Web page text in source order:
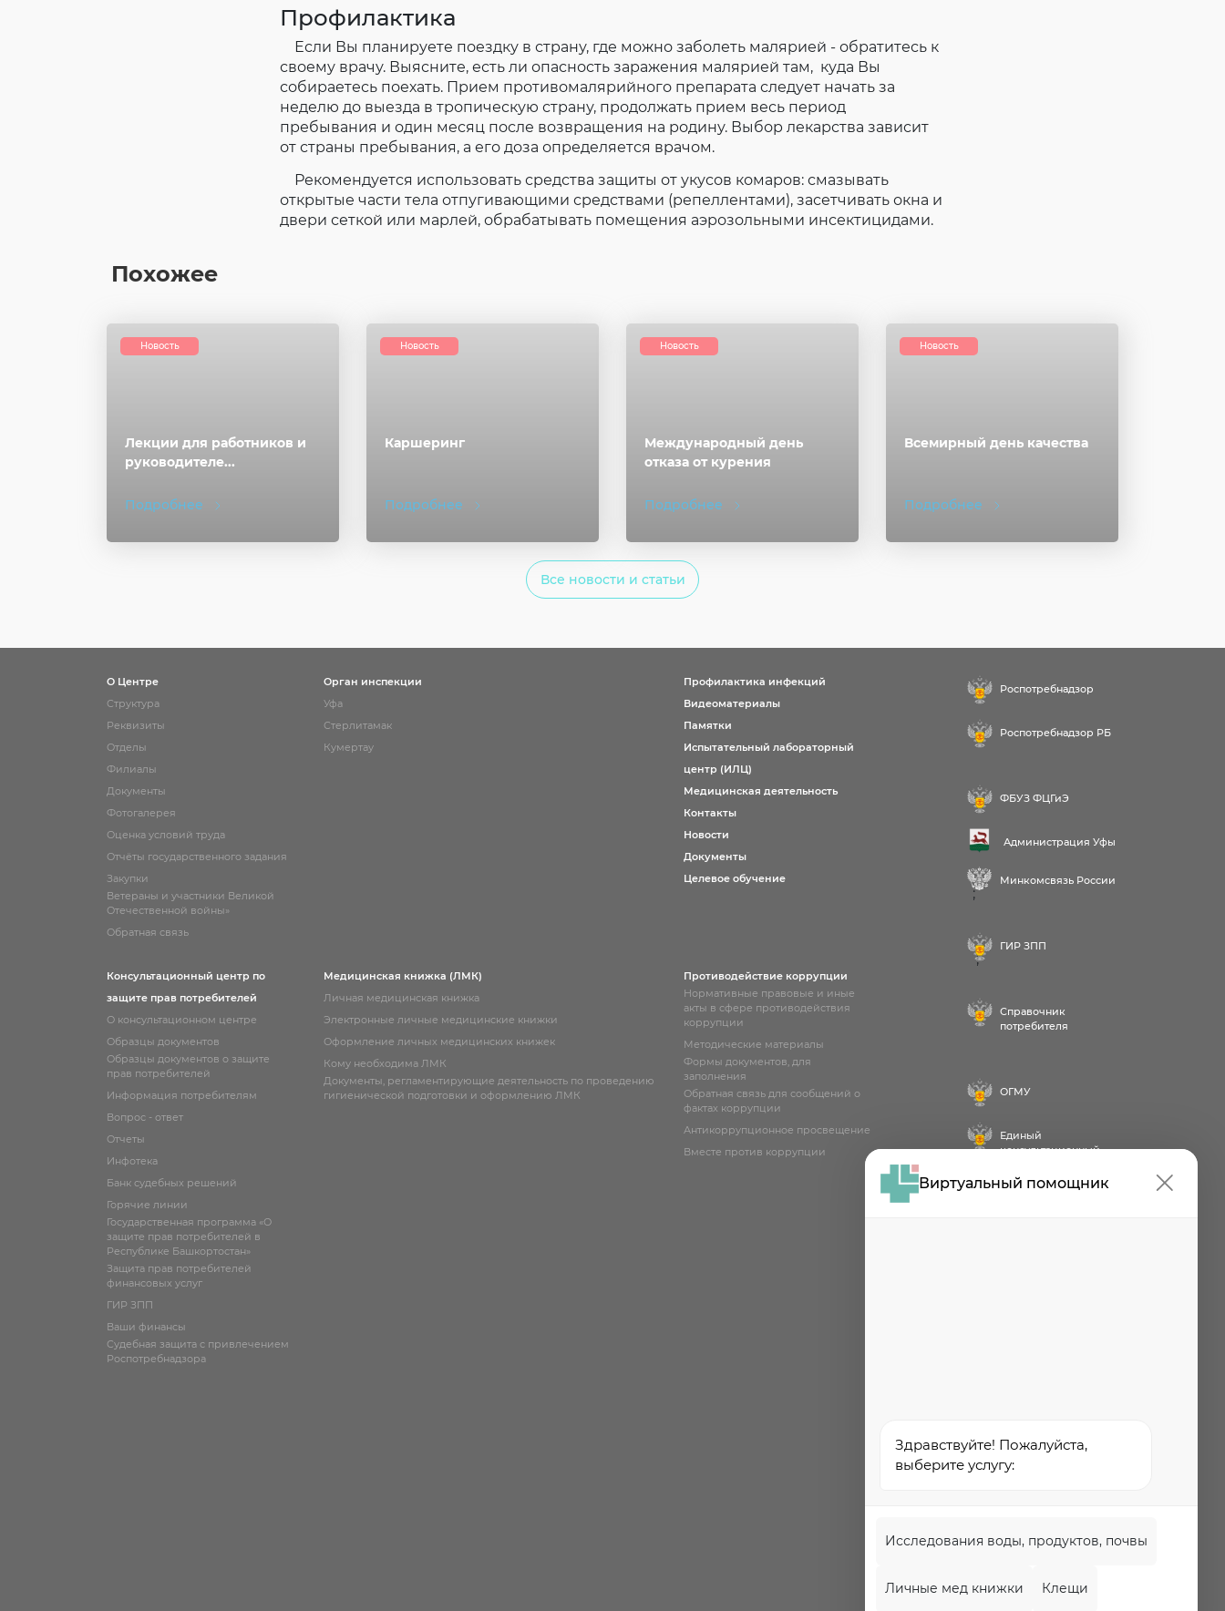
Виртуальный помощник
Здравствуйте! Пожалуйста,
выберите услугу:
Исследования воды, продуктов, почвы
Личные мед книжки Клещи
Профилактика
Если Вы планируете поездку в страну, где можно заболеть малярией - обратитесь к
своему врачу. Выясните, есть ли опасность заражения малярией там, куда Вы
собираетесь поехать. Прием противомалярийного препарата следует начать за
неделю до выезда в тропическую страну, продолжать прием весь период
пребывания и один месяц после возвращения на родину. Выбор лекарства зависит
от страны пребывания, а его доза определяется врачом.
Рекомендуется использовать средства защиты от укусов комаров: смазывать
открытые части тела отпугивающими средствами (репеллентами), засетчивать окна и
двери сеткой или марлей, обрабатывать помещения аэрозольными инсектицидами.
Похожее
Лекции для работников и
руководителе...
Подробнее
Новость
Каршеринг
Подробнее
Новость
Международный день
отказа от курения
Подробнее
Новость
Всемирный день качества
Подробнее
Новость
Все новости и статьи
О Центре
Структура
Реквизиты
Отделы
Филиалы
Документы
Фотогалерея
Оценка условий труда
Отчёты государственного задания
Закупки
Ветераны и участники Великой
Отечественной войны»
Обратная связь
Орган инспекции
Уфа
Стерлитамак
Кумертау
Профилактика инфекций
Видеоматериалы
Памятки
Испытательный лабораторный
центр (ИЛЦ)
Медицинская деятельность
Контакты
Новости
Документы
Целевое обучение
Консультационный центр по
защите прав потребителей
О консультационном центре
Образцы документов
Образцы документов о защите
прав потребителей
Информация потребителям
Вопрос - ответ
Отчеты
Инфотека
Банк судебных решений
Горячие линии
Государственная программа «О
защите прав потребителей в
Республике Башкортостан»
Защита прав потребителей
финансовых услуг
ГИР ЗПП
Ваши финансы
Судебная защита с привлечением
Роспотребнадзора
Медицинская книжка (ЛМК)
Личная медицинская книжка
Электронные личные медицинские книжки
Оформление личных медицинских книжек
Кому необходима ЛМК
Документы, регламентирующие деятельность по проведению
гигиенической подготовки и оформлению ЛМК
Противодействие коррупции
Нормативные правовые и иные
акты в сфере противодействия
коррупции
Методические материалы
Формы документов, для
заполнения
Обратная связь для сообщений о
фактах коррупции
Антикоррупционное просвещение
Вместе против коррупции
Роспотребнадзор
Роспотребнадзор РБ
ФБУЗ ФЦГиЭ
Администрация Уфы
Минкомсвязь России
;
ГИР ЗПП
;
Справочник
потребителя
ОГМУ
Единый
консультационный